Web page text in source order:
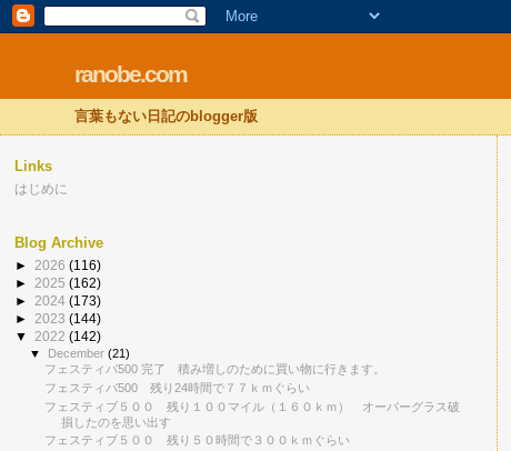
ranobe.com
言葉もない日記のblogger版
Links
はじめに
Blog Archive
► 2026 (116)
► 2025 (162)
► 2024 (173)
► 2023 (144)
▼ 2022 (142)
▼ December(21)
フェスティバ500 完了 積み増しのために買い物に行きます。
フェスティバ500 残り24時間で７７ｋｍぐらい
フェスティブ５００ 残り１００マイル（１６０ｋｍ） オーバーグラス破
損したのを思い出す
フェスティブ５００ 残り５０時間で３００ｋｍぐらい